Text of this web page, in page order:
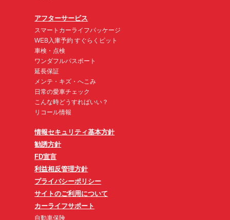
アフターサービス
スマートカーライフパッケージ
WEB入庫予約 すぐらくピット
車検・点検
ワンダフルパスポート
延長保証
メンテ・キズ・へこみ
日常の愛車チェック
こんな時どうすればいい？
リコール情報
情報セキュリティ基本方針
勧誘方針
FD宣言
利益相反管理方針
プライバシーポリシー
サイトのご利用について
カーライフサポート
自動車保険